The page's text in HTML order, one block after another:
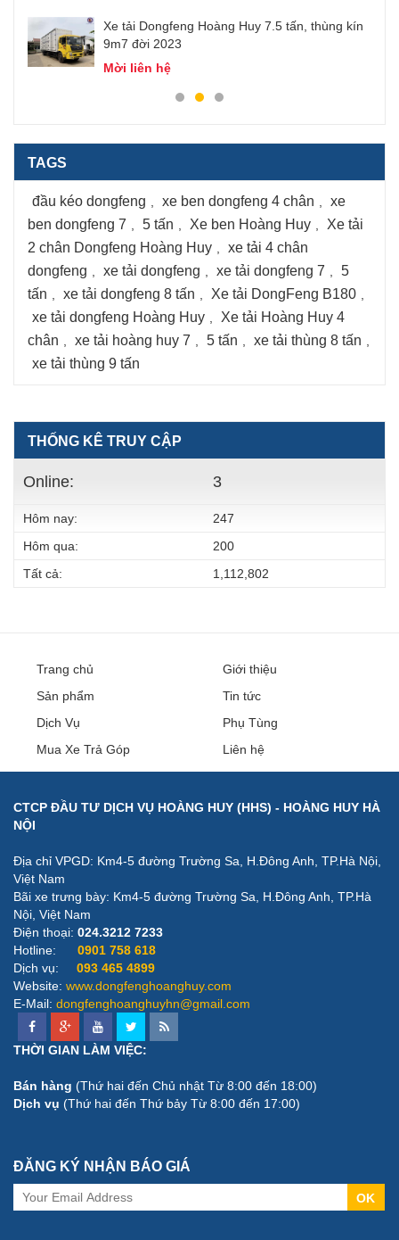
Xe tải Dongfeng Hoàng Huy 7.5 tấn, thùng kín
9m7 đời 2023
Mời liên hệ
TAGS
đầu kéo dongfeng xe ben dongfeng 4 chân
xe
ben dongfeng 7
5 tấn Xe ben Hoàng Huy
Xe tải
2 chân Dongfeng Hoàng Huy
xe tải 4 chân
dongfeng
xe tải dongfeng xe tải dongfeng 7
5
tấn
xe tải dongfeng 8 tấn Xe tải DongFeng B180
xe tải dongfeng Hoàng Huy
Xe tải Hoàng Huy 4
chân
xe tải hoàng huy 7 5 tấn xe tải thùng 8 tấn
xe tải thùng 9 tấn
THỐNG KÊ TRUY CẬP
Online: 3
Hôm nay:
247
Hôm qua:
200
Tất cả:
1,112,802
Trang chủ
Giới thiệu
Sản phẩm
Tin tức
Dịch Vụ
Phụ Tùng
Mua Xe Trả Góp
Liên hệ
CTCP ĐẦU TƯ DỊCH VỤ HOÀNG HUY (HHS) - HOÀNG HUY HÀ
NỘI
Địa chỉ VPGD: Km4-5 đường Trường Sa, H.Đông Anh, TP.Hà Nội,
Việt Nam
Bãi xe trưng bày: ​Km4-5 đường Trường Sa, H.Đông Anh, TP.Hà
Nội, Việt Nam
Điện thoại: 024.3212 7233
Hotline: 0901 758 618
Dịch vụ: 093 465 4899
Website: www.dongfenghoanghuy.com
E-Mail: dongfenghoanghuyhn@gmail.com
THỜI GIAN LÀM VIỆC:
Bán hàng (Thứ hai đến Chủ nhật Từ 8:00 đến 18:00)
Dịch vụ (Thứ hai đến Thứ bảy Từ 8:00 đến 17:00)
ĐĂNG KÝ NHẬN BÁO GIÁ